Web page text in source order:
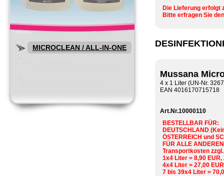
MICROCLEAN / ALL-IN-ONE
Die Lieferung erfolgt
Bitte erfragen Sie
Mussana
4 x 1 Liter (UN-Nr.
EAN 4016170715718
Art.Nr.10000110
BESTELLBAR FÜR:
DEUTSCHLAND
ÖSTERREICH und
FÜR ALLE
Transportkosten
1x4 Liter = 8,90
4x4 Liter = 27,00
7 bis 39x4 Liter =